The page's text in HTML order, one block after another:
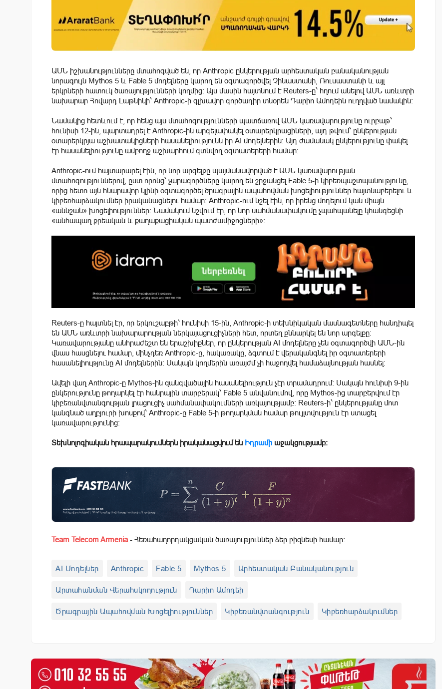
ԱՄՆ իշխանությունները մտահոգված են, որ Anthropic ընկերության արհեստական բանականության
նորագույն Mythos 5 և Fable 5 մոդելները կարող են օգտագործվել Չինաստանի, Ռուսաստանի և այլ
երկրների հատուկ ծառայությունների կողմից։ Այս մասին հայտնում է Reuters-ը՝ հղում անելով ԱՄՆ առևտրի
նախարար Հովարդ Լաթնիկի՝ Anthropic-ի գլխավոր գործադիր տնօրեն Դարիո Ամոդեին ուղղված նամակին։
Նամակից հետևում է, որ հենց այս մտահոգությունների պատճառով ԱՄՆ կառավարությունը ուրբաթ՝
հունիսի 12-ին, պարտադրել է Anthropic-ին արգելափակել օտարերկրացիների, այդ թվում՝ ընկերության
օտարերկրյա աշխատակիցների հասանելիությունն իր AI մոդելներին։ Այդ ժամանակ ընկերությունը փակել
էր հասանելիությունը ամբողջ աշխարհում գտնվող օգտատերերի համար։
Anthropic-ում հայտարարել էին, որ նոր արգելքը պայմանավորված է ԱՄՆ կառավարության
մտահոգություններով, ըստ որոնց՝ չարագործները կարող են շրջանցել Fable 5-ի կիբեռպաշտպանությունը,
որից հետո այն հնարավոր կլինի օգտագործել ծրագրային ապահովման խոցելիություններ հայտնաբերելու և
կիբեռհարձակումներ իրականացնելու համար։ Anthropic-ում նշել էին, որ իրենց մոդելում կան միայն
«աննշան» խոցելիություններ։ Նամակում նշվում էր, որ նոր սահմանափակումը չպահպանելը կհանգեցնի
«անհապաղ քրեական և քաղաքացիական պատժամիջոցների»։
Reuters-ը հայտնել էր, որ երկուշաբթի՝ հունիսի 15-ին, Anthropic-ի տեխնիկական մասնագետները հանդիպել
են ԱՄՆ առևտրի նախարարության ներկայացուցիչների հետ, որտեղ քննարկել են նոր արգելքը։
Կառավարությանը անհրաժեշտ են երաշխիքներ, որ ընկերության AI մոդելները չեն օգտագործվի ԱՄՆ-ին
վնաս հասցնելու համար, մինչդեռ Anthropic-ը, հակառակը, ձգտում է վերականգնել իր օգտատերերի
հասանելիությունը AI մոդելներին։ Սակայն կողմերին առայժմ չի հաջողվել համաձայնության հասնել։
Ավելի վաղ Anthropic-ը Mythos-ին զանգվածային հասանելիություն չէր տրամադրում։ Սակայն հունիսի 9-ին
ընկերությունը թողարկել էր հանրային տարբերակ՝ Fable 5 անվանումով, որը Mythos-ից տարբերվում էր
կիբեռանվտանգության լրացուցիչ սահմանափակումների առկայությամբ։ Reuters-ի՝ ընկերությանը մոտ
կանգնած աղբյուրի խոսքով՝ Anthropic-ը Fable 5-ի թողարկման համար թույլտվություն էր ստացել
կառավարությունից։
Տեխնոլոգիական հրապարակումներն իրականացվում են Իդրամի աջակցությամբ։
Team Telecom Armenia - Հեռահաղորդակցական ծառայություններ ձեր բիզնեսի համար:
AI Մոդելներ Anthropic Fable 5 Mythos 5 Արհեստական Բանականություն
Արտահանման Վերահսկողություն Դարիո Ամոդեի
Ծրագրային Ապահովման Խոցելիություններ Կիբեռանվտանգություն Կիբեռհարձակումներ
Օտարերկրյա Օգտատերեր AMP